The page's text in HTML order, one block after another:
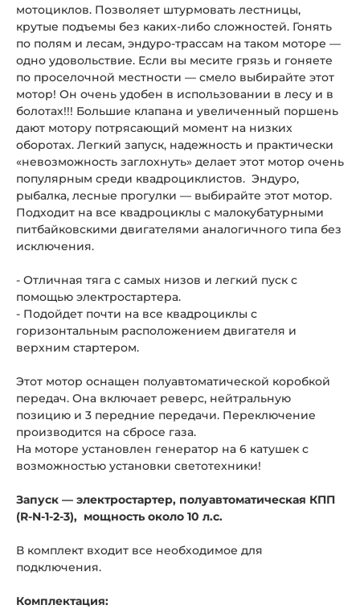
мотоциклов. Позволяет штурмовать лестницы,
крутые подъемы без каких-либо сложностей. Гонять
по полям и лесам, эндуро-трассам на таком моторе —
одно удовольствие. Если вы месите грязь и гоняете
по проселочной местности — смело выбирайте этот
мотор! Он очень удобен в использовании в лесу и в
болотах!!! Большие клапана и увеличенный поршень
дают мотору потрясающий момент на низких
оборотах. Легкий запуск, надежность и практически
«невозможность заглохнуть» делает этот мотор очень
популярным среди квадроциклистов. Эндуро,
рыбалка, лесные прогулки — выбирайте этот мотор.
Подходит на все квадроциклы с малокубатурными
питбайковскими двигателями аналогичного типа без
исключения.
- Отличная тяга с самых низов и легкий пуск с
помощью электростартера.
- Подойдет почти на все квадроциклы с
горизонтальным расположением двигателя и
верхним стартером.
Этот мотор оснащен полуавтоматической коробкой
передач. Она включает реверс, нейтральную
позицию и 3 передние передачи. Переключение
производится на сбросе газа.
На моторе установлен генератор на 6 катушек с
возможностью установки светотехники!
Запуск — электростартер, полуавтоматическая КПП
(R-N-1-2-3), мощность около 10 л.с.
В комплект входит все необходимое для
подключения.
Комплектация: